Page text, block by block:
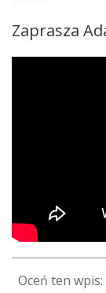
Zaprasza